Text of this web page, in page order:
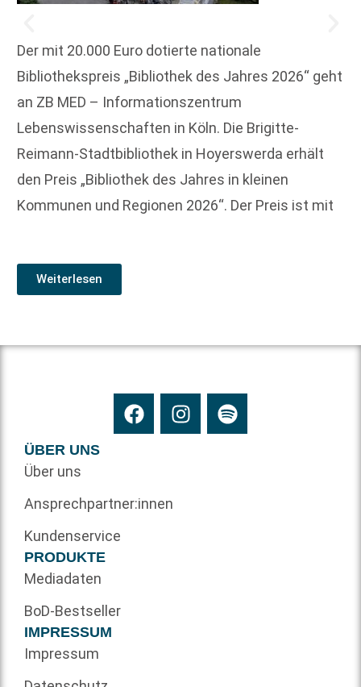
Der mit 20.000 Euro dotierte nationale
Bibliothekspreis „Bibliothek des Jahres 2026“ geht
an ZB MED – Informationszentrum
Lebenswissenschaften in Köln. Die Brigitte-
Reimann-Stadtbibliothek in Hoyerswerda erhält
den Preis „Bibliothek des Jahres in kleinen
Kommunen und Regionen 2026“. Der Preis ist mit
Weiterlesen
ÜBER UNS
Über uns
Ansprechpartner:innen
Kundenservice
PRODUKTE
Mediadaten
BoD-Bestseller
IMPRESSUM
Impressum